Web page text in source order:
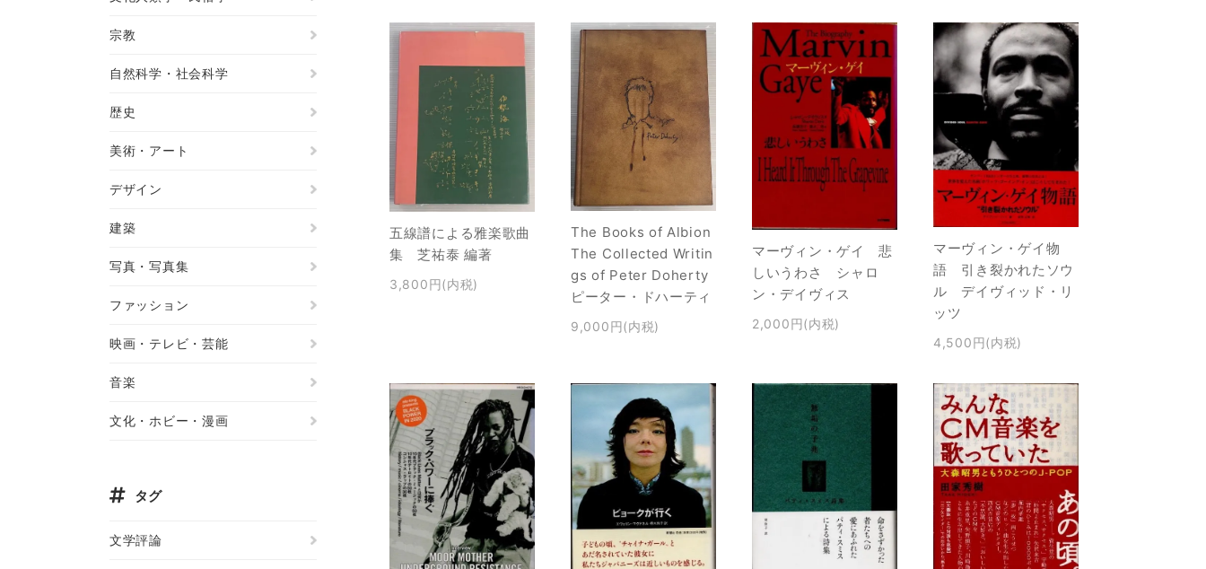
五線譜による雅楽歌曲
集 芝祐泰 編著
3,800円(内税)
The Books of Albion
The Collected Writin
gs of Peter Doherty
ピーター・ドハーティ
9,000円(内税)
マーヴィン・ゲイ 悲
しいうわさ シャロ
ン・デイヴィス
2,000円(内税)
マーヴィン・ゲイ物
語 引き裂かれたソウ
ル デイヴィッド・リ
ッツ
4,500円(内税)
宗教
自然科学・社会科学
歴史
美術・アート
デザイン
建築
写真・写真集
ファッション
映画・テレビ・芸能
音楽
文化・ホビー・漫画
タグ
文学評論